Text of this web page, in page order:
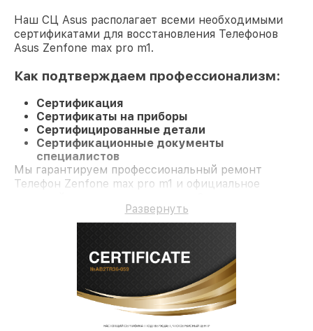
Наш СЦ Asus располагает всеми необходимыми
сертификатами для восстановления Телефонов
Asus Zenfone max pro m1.
Как подтверждаем профессионализм:
Сертификация
Сертификаты на приборы
Сертифицированные детали
Сертификационные документы
специалистов
Мы гарантируем профессиональный ремонт
Телефон Zenfone max pro m1 и официальное
Развернуть